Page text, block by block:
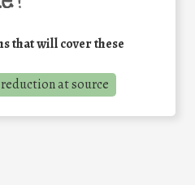
that will cover these
at source